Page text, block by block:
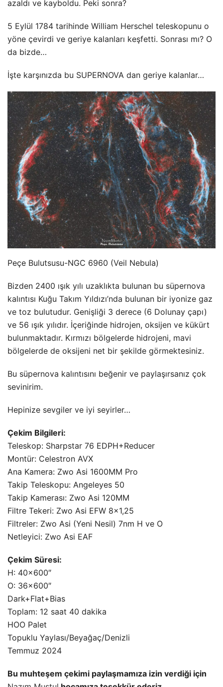
azaldı ve kayboldu. Peki sonra?
5 Eylül 1784 tarihinde William Herschel teleskopunu o
yöne çevirdi ve geriye kalanları keşfetti. Sonrası mı? O
da bizde…
İşte karşınızda bu SUPERNOVA dan geriye kalanlar…
Peçe Bulutsusu-NGC 6960 (Veil Nebula)
Bizden 2400 ışık yılı uzaklıkta bulunan bu süpernova
kalıntısı Kuğu Takım Yıldızı’nda bulunan bir iyonize gaz
ve toz bulutudur. Genişliği 3 derece (6 Dolunay çapı)
ve 56 ışık yılıdır. İçeriğinde hidrojen, oksijen ve kükürt
bulunmaktadır. Kırmızı bölgelerde hidrojeni, mavi
bölgelerde de oksijeni net bir şekilde görmektesiniz.
Bu süpernova kalıntısını beğenir ve paylaşırsanız çok
sevinirim.
Hepinize sevgiler ve iyi seyirler…
Çekim Bilgileri:
Teleskop: Sharpstar 76 EDPH+Reducer
Montür: Celestron AVX
Ana Kamera: Zwo Asi 1600MM Pro
Takip Teleskopu: Angeleyes 50
Takip Kamerası: Zwo Asi 120MM
Filtre Tekeri: Zwo Asi EFW 8×1,25
Filtreler: Zwo Asi (Yeni Nesil) 7nm H ve O
Netleyici: Zwo Asi EAF
Çekim Süresi:
H: 40×600″
O: 36×600″
Dark+Flat+Bias
Toplam: 12 saat 40 dakika
HOO Palet
Topuklu Yaylası/Beyağaç/Denizli
Temmuz 2024
Bu muhteşem çekimi paylaşmamıza izin verdiği için